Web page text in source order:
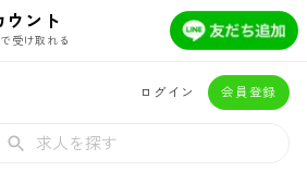
ント
受け取れる
ログイン 会員登録
求人を探す